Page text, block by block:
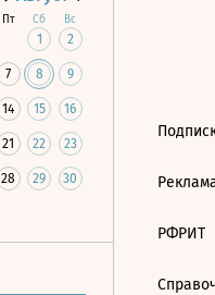
Пт Сб Вс
1 2
7 8 9
14 15 16
21 22 23
28 29 30
РФРИТ